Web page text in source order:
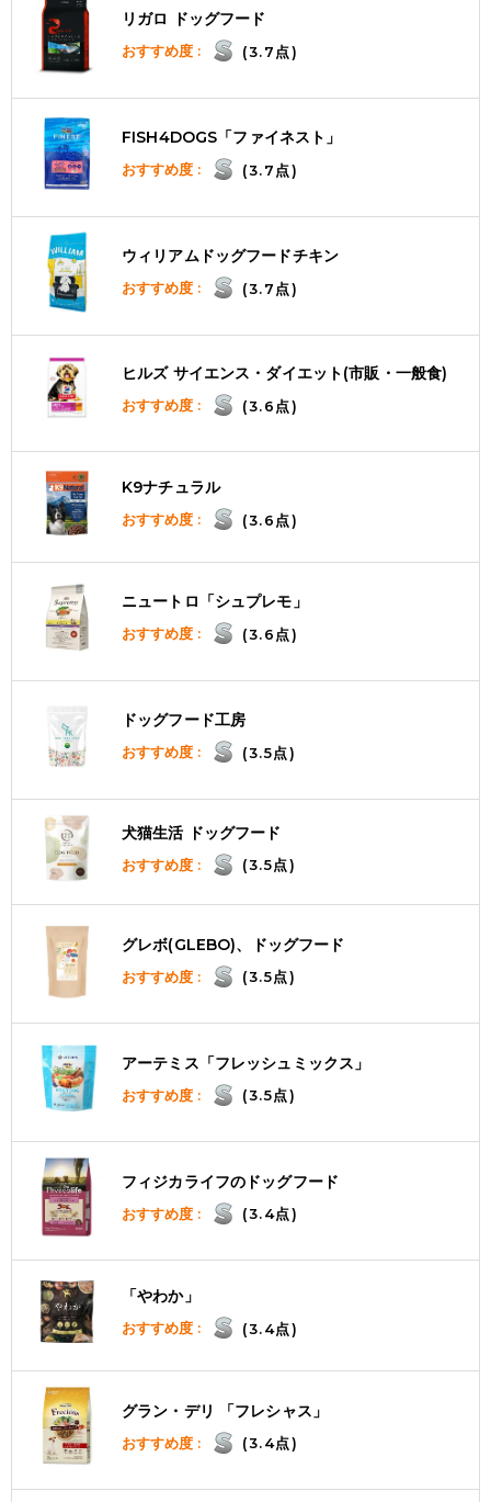
リガロ ドッグフード
おすすめ度 : (3.7点)
FISH4DOGS「ファイネスト」
おすすめ度 : (3.7点)
ウィリアムドッグフードチキン
おすすめ度 : (3.7点)
ヒルズ サイエンス・ダイエット(市販・一般食)
おすすめ度 : (3.6点)
K9ナチュラル
おすすめ度 : (3.6点)
ニュートロ「シュプレモ」
おすすめ度 : (3.6点)
ドッグフード工房
おすすめ度 : (3.5点)
犬猫生活 ドッグフード
おすすめ度 : (3.5点)
グレボ(GLEBO)、ドッグフード
おすすめ度 : (3.5点)
アーテミス「フレッシュミックス」
おすすめ度 : (3.5点)
フィジカライフのドッグフード
おすすめ度 : (3.4点)
「やわか」
おすすめ度 : (3.4点)
グラン・デリ 「フレシャス」
おすすめ度 : (3.4点)